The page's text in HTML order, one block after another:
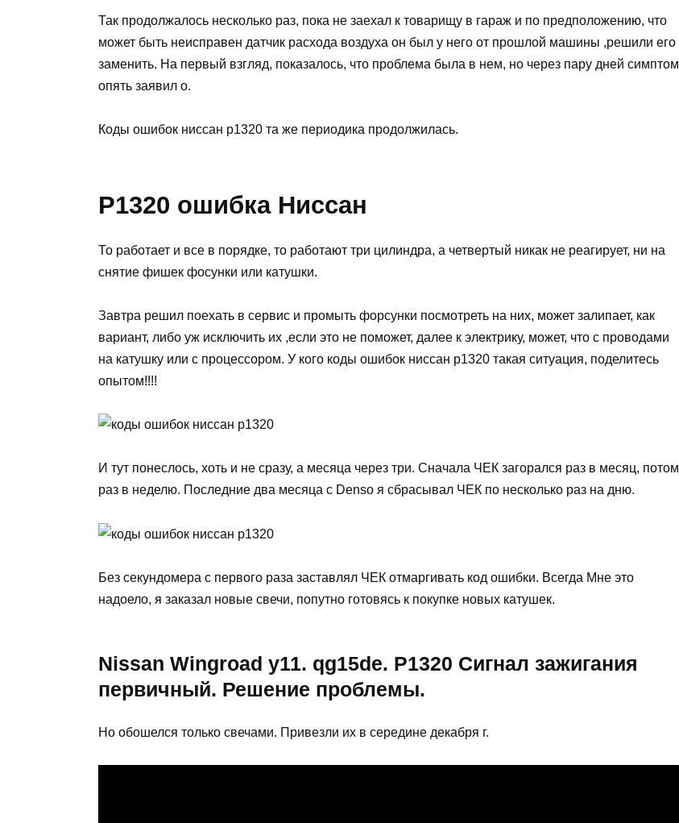
Так продолжалось несколько раз, пока не заехал к товарищу в гараж и по предположению, что
может быть неисправен датчик расхода воздуха он был у него от прошлой машины ,решили его
заменить. На первый взгляд, показалось, что проблема была в нем, но через пару дней симптом
опять заявил о.
Коды ошибок ниссан p1320 та же периодика продолжилась.
P1320 ошибка Ниссан
То работает и все в порядке, то работают три цилиндра, а четвертый никак не реагирует, ни на
снятие фишек фосунки или катушки.
Завтра решил поехать в сервис и промыть форсунки посмотреть на них, может залипает, как
вариант, либо уж исключить их ,если это не поможет, далее к электрику, может, что с проводами
на катушку или с процессором. У кого коды ошибок ниссан p1320 такая ситуация, поделитесь
опытом!!!!
И тут понеслось, хоть и не сразу, а месяца через три. Сначала ЧЕК загорался раз в месяц, потом
раз в неделю. Последние два месяца с Denso я сбрасывал ЧЕК по несколько раз на дню.
Без секундомера с первого раза заставлял ЧЕК отмаргивать код ошибки. Всегда Мне это
надоело, я заказал новые свечи, попутно готовясь к покупке новых катушек.
Nissan Wingroad y11. qg15de. P1320 Сигнал зажигания
первичный. Решение проблемы.
Но обошелся только свечами. Привезли их в середине декабря г.